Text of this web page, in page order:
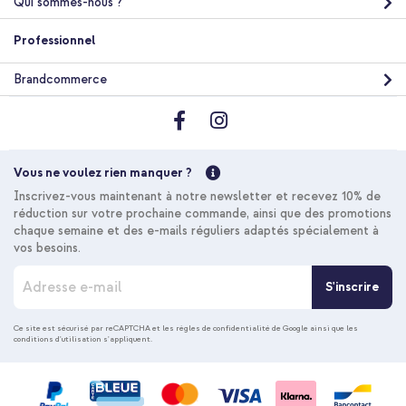
Livraison gratuite
Acheter
Livraison
gratuite
Professionnel
Brandcommerce
Vous ne voulez rien manquer ?
Inscrivez-vous maintenant à notre newsletter et recevez 10% de
réduction sur votre prochaine commande, ainsi que des promotions
chaque semaine et des e-mails réguliers adaptés spécialement à
vos besoins.
c
r
S'inscrire
Ce site est sécurisé par reCAPTCHA et les règles de confidentialité de Google ainsi que les
conditions d'utilisation s'appliquent.